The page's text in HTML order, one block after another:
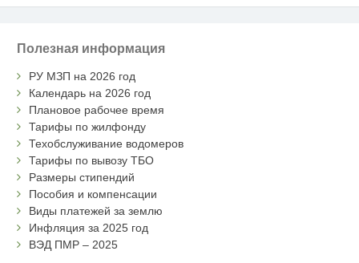
Полезная информация
РУ МЗП на 2026 год
Календарь на 2026 год
Плановое рабочее время
Тарифы по жилфонду
Техобслуживание водомеров
Тарифы по вывозу ТБО
Размеры стипендий
Пособия и компенсации
Виды платежей за землю
Инфляция за 2025 год
ВЭД ПМР – 2025